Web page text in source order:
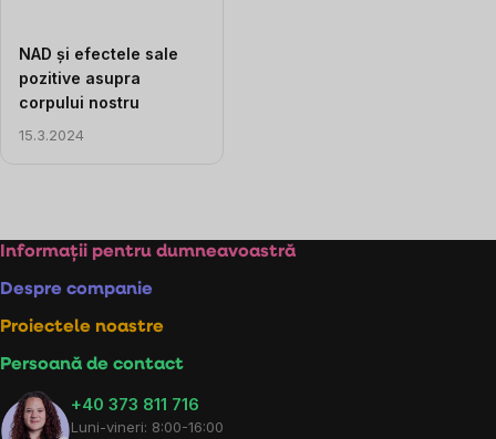
NAD și efectele sale
pozitive asupra
corpului nostru
15.3.2024
listărilor
Subsol
Informații pentru dumneavoastră
Despre companie
Proiectele noastre
Persoană de contact
+40 373 811 716
Luni-vineri: 8:00-16:00